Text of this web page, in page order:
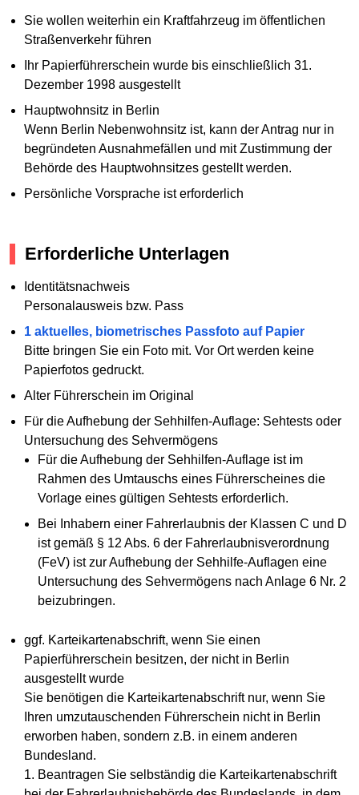
Sie wollen weiterhin ein Kraftfahrzeug im öffentlichen
Straßenverkehr führen
Ihr Papierführerschein wurde bis einschließlich 31.
Dezember 1998 ausgestellt
Hauptwohnsitz in Berlin
Wenn Berlin Nebenwohnsitz ist, kann der Antrag nur in
begründeten Ausnahmefällen und mit Zustimmung der
Behörde des Hauptwohnsitzes gestellt werden.
Persönliche Vorsprache ist erforderlich
Erforderliche Unterlagen
Identitätsnachweis
Personalausweis bzw. Pass
1 aktuelles, biometrisches Passfoto auf Papier
Bitte bringen Sie ein Foto mit. Vor Ort werden keine
Papierfotos gedruckt.
Alter Führerschein im Original
Für die Aufhebung der Sehhilfen-Auflage: Sehtests oder
Untersuchung des Sehvermögens
Für die Aufhebung der Sehhilfen-Auflage ist im
Rahmen des Umtauschs eines Führerscheines die
Vorlage eines gültigen Sehtests erforderlich.
Bei Inhabern einer Fahrerlaubnis der Klassen C und D
ist gemäß § 12 Abs. 6 der Fahrerlaubnisverordnung
(FeV) ist zur Aufhebung der Sehhilfe-Auflagen eine
Untersuchung des Sehvermögens nach Anlage 6 Nr. 2
beizubringen.
ggf. Karteikartenabschrift, wenn Sie einen
Papierführerschein besitzen, der nicht in Berlin
ausgestellt wurde
Sie benötigen die Karteikartenabschrift nur, wenn Sie
Ihren umzutauschenden Führerschein nicht in Berlin
erworben haben, sondern z.B. in einem anderen
Bundesland.
1. Beantragen Sie selbständig die Karteikartenabschrift